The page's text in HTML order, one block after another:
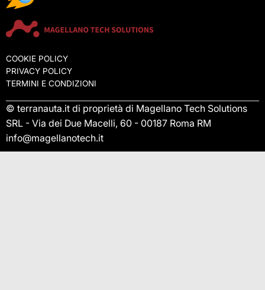
COOKIE POLICY
PRIVACY POLICY
TERMINI E CONDIZIONI
© terranauta.it di proprietà di Magellano Tech Solutions
SRL - Via dei Due Macelli, 60 - 00187 Roma RM
info@magellanotech.it